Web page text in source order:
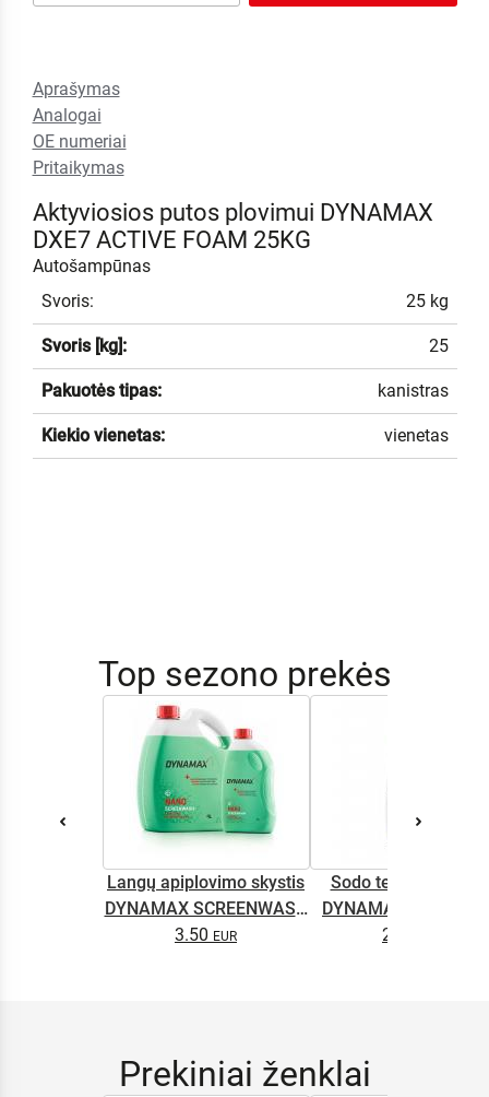
Aprašymas
Analogai
OE numeriai
Pritaikymas
Aktyviosios putos plovimui DYNAMAX
DXE7 ACTIVE FOAM 25KG
Autošampūnas
Svoris:
25 kg
Svoris [kg]: 25
Pakuotės tipas: kanistras
Kiekio vienetas: vienetas
Top sezono prekės
Langų apiplovimo skystis
DYNAMAX SCREENWASH
NANO 4l
3.50
Sodo technikos
DYNAMAX M2T
2.65
Prekiniai ženklai